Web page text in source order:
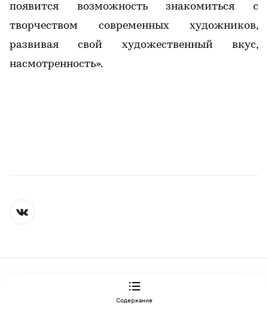
появится возможность знакомиться с
творчеством современных художников,
развивая свой художественный вкус,
насмотренность».
Подписка на РБК
Содержание